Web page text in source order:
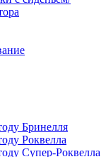
Бринелля
Роквелла
Супер-Роквелла